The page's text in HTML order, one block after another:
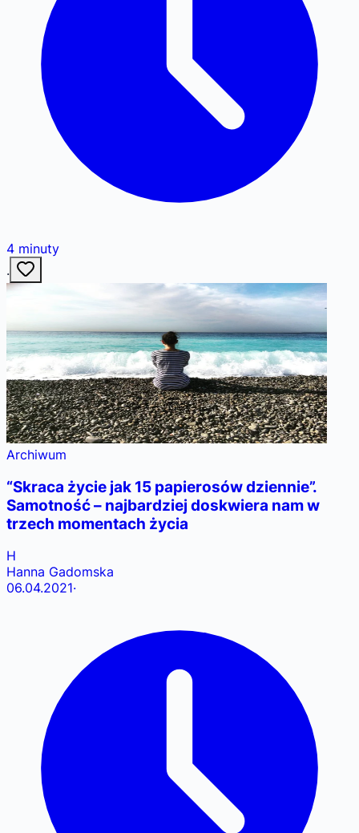
4 minuty
·
Archiwum
“Skraca życie jak 15 papierosów dziennie”.
Samotność – najbardziej doskwiera nam w
trzech momentach życia
H
Hanna Gadomska
06.04.2021·